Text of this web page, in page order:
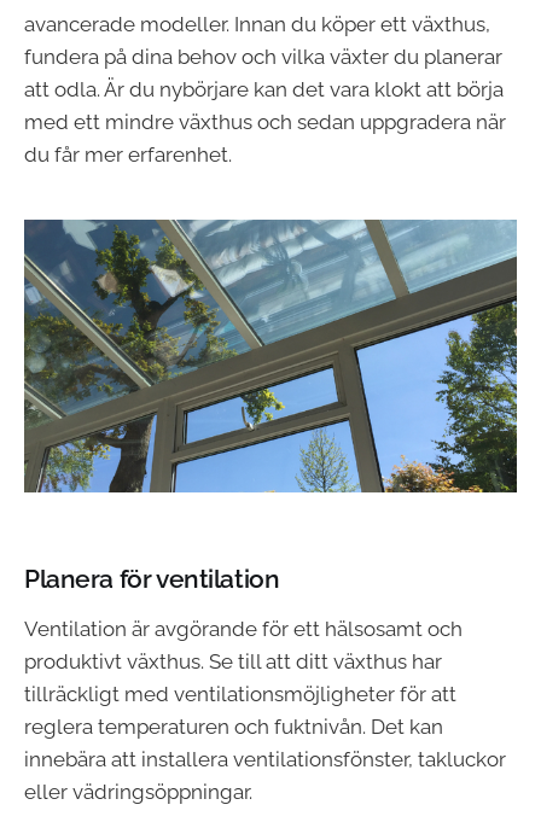
avancerade modeller. Innan du köper ett växthus,
fundera på dina behov och vilka växter du planerar
att odla. Är du nybörjare kan det vara klokt att börja
med ett mindre växthus och sedan uppgradera när
du får mer erfarenhet.
Planera för ventilation
Ventilation är avgörande för ett hälsosamt och
produktivt växthus. Se till att ditt växthus har
tillräckligt med ventilationsmöjligheter för att
reglera temperaturen och fuktnivån. Det kan
innebära att installera ventilationsfönster, takluckor
eller vädringsöppningar.